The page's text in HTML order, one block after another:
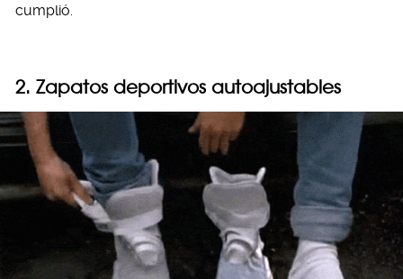
cumplió.
2. Zapatos deportivos autoajustables